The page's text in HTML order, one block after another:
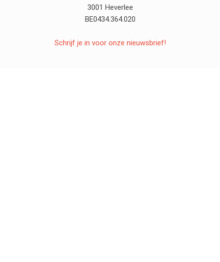
3001 Heverlee
BE0434.364.020
Schrijf je in voor onze nieuwsbrief!